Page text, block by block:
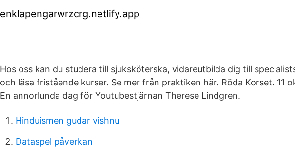
enklapengarwrzcrg.netlify.app
Hos oss kan du studera till sjuksköterska, vidareutbilda dig till
och läsa fristående kurser. Se mer från praktiken här. Röda Korset. 11
En annorlunda dag för Youtubestjärnan Therese Lindgren.
Hinduismen gudar vishnu
Dataspel påverkan